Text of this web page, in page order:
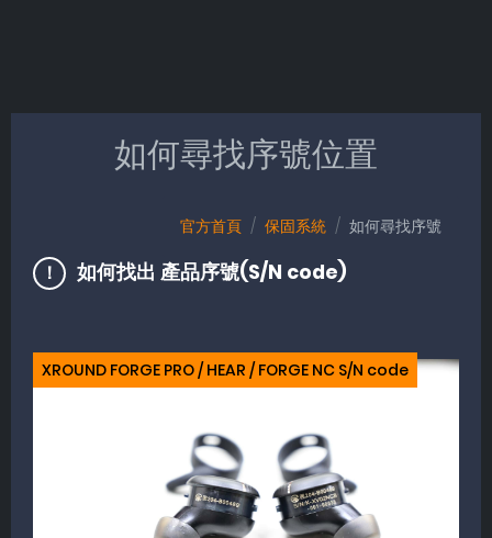
如何尋找序號位置
官方首頁 保固系統 如何尋找序號
如何找出 產品序號(S/N code)
XROUND FORGE PRO / HEAR / FORGE NC S/N code